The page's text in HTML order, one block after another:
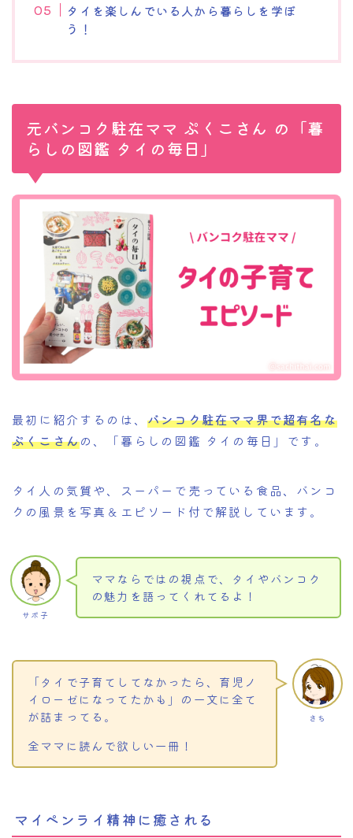
タイを楽しんでいる人から暮らしを学ぼ
う！
元バンコク駐在ママ ぷくこさん の「暮
らしの図鑑 タイの毎日」
最初に紹介するのは、 バンコク駐在ママ界で超有名な
ぷくこさんの、「暮らしの図鑑 タイの毎日」です。
タイ人の気質や、スーパーで売っている食品、バンコ
クの風景を写真＆エピソード付で解説しています。
サボ子
ママならではの視点で、タイやバンコク
の魅力を語ってくれてるよ！
さち
「タイで子育てしてなかったら、育児ノ
イローゼになってたかも」の一文に全て
が詰まってる。
全ママに読んで欲しい一冊！
マイペンライ精神に癒される